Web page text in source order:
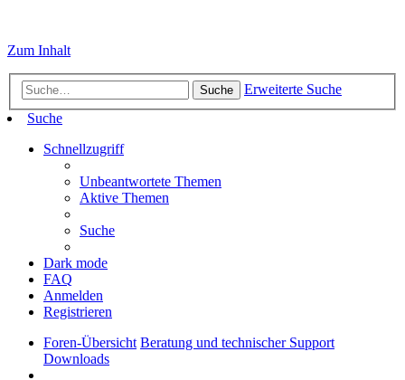
Zum Inhalt
Suche
Erweiterte Suche
Suche
Schnellzugriff
Unbeantwortete Themen
Aktive Themen
Suche
Dark mode
FAQ
Anmelden
Registrieren
Foren-Übersicht Beratung und technischer Support
Downloads